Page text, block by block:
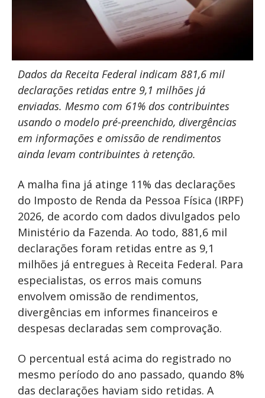
Dados da Receita Federal indicam 881,6 mil
declarações retidas entre 9,1 milhões já
enviadas. Mesmo com 61% dos contribuintes
usando o modelo pré-preenchido, divergências
em informações e omissão de rendimentos
ainda levam contribuintes à retenção.
A malha fina já atinge 11% das declarações
do Imposto de Renda da Pessoa Física (IRPF)
2026, de acordo com dados divulgados pelo
Ministério da Fazenda. Ao todo, 881,6 mil
declarações foram retidas entre as 9,1
milhões já entregues à Receita Federal. Para
especialistas, os erros mais comuns
envolvem omissão de rendimentos,
divergências em informes financeiros e
despesas declaradas sem comprovação.
O percentual está acima do registrado no
mesmo período do ano passado, quando 8%
das declarações haviam sido retidas. A